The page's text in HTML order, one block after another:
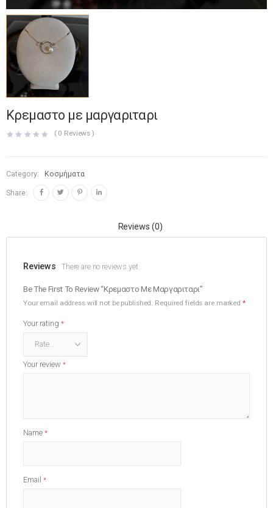
Κρεμαστο με μαργαριταρι
( 0 Reviews )
Category: Κοσμήματα
Share:
Reviews (0)
Reviews There are no reviews yet.
Be The First To Review “Κρεμαστο Με Μαργαριταρι”
Your email address will not be published. Required fields are marked *
Your rating *
Your review *
Name *
Email *